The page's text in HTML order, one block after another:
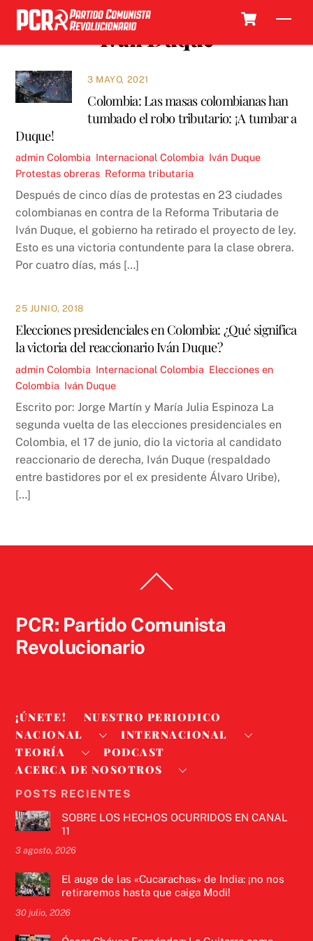
Skip
content
Iván Duque
3 MAYO, 2021
Colombia: Las masas colombianas han
tumbado el robo tributario: ¡A tumbar a
Duque!
admin Colombia Internacional Colombia Iván Duque
Protestas obreras Reforma tributaria
Después de cinco días de protestas en 23 ciudades
colombianas en contra de la Reforma Tributaria de
Iván Duque, el gobierno ha retirado el proyecto de ley.
Esto es una victoria contundente para la clase obrera.
Por cuatro días, más […]
25 JUNIO, 2018
Elecciones presidenciales en Colombia: ¿Qué significa
la victoria del reaccionario Iván Duque?
admin Colombia Internacional Colombia Elecciones en
Colombia Iván Duque
Escrito por: Jorge Martín y María Julia Espinoza La
segunda vuelta de las elecciones presidenciales en
Colombia, el 17 de junio, dio la victoria al candidato
reaccionario de derecha, Iván Duque (respaldado
entre bastidores por el ex presidente Álvaro Uribe),
[…]
To
PCR: Partido Comunista
Revolucionario
¡ÚNETE!
NUESTRO PERIODICO
NACIONAL
INTERNACIONAL
TEORÍA
PODCAST
ACERCA DE NOSOTROS
POSTS RECIENTES
SOBRE LOS HECHOS OCURRIDOS EN CANAL
11
3 agosto, 2026
El auge de las «Cucarachas» de India: ¡no nos
retiraremos hasta que caiga Modi!
30 julio, 2026